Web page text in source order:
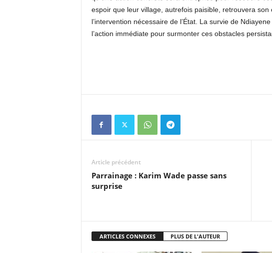
espoir que leur village, autrefois paisible, retrouvera
l’intervention nécessaire de l’État. La survie de
l’action immédiate pour surmonter ces obstacles
Article précédent
Parrainage : Karim Wade passe sans
surprise
ARTICLES CONNEXES PLUS DE L'AUTEUR